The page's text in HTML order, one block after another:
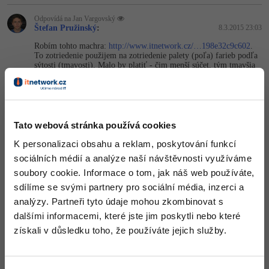
Tato webová stránka používá cookies
K personalizaci obsahu a reklam, poskytování funkcí
sociálních médií a analýze naší návštěvnosti využíváme
soubory cookie. Informace o tom, jak náš web používáte,
sdílíme se svými partnery pro sociální média, inzerci a
analýzy. Partneři tyto údaje mohou zkombinovat s
dalšími informacemi, které jste jim poskytli nebo které
získali v důsledku toho, že používáte jejich služby.
Odpovídá na Jan Vargovský
Štefan Pružinský: 8.3.2015 23:03
Robím tohto machra: http://www.itnetwork.cz/…198e32c9c602
To zotriedenie použijem na zotriedenie palety (poľa) farieb podľa
sýtosti (tmavosti). Malo by platiť - čim menší súčet, tým tmavšia
Odpovídá na Štefan Pružinský
Vytvoříš si normálně třídu, která reprezentuje ty 3 barvy. A pak
máš několik možností, jak rozsortovat nějakou kolekci. Já
osobně bych použil implementaci IComparable. Viz kód níže.
public sealed class Color : IComparable<Color>
{
public int R { get; private set; }
public
int G { get; private set; }
public
int B { get; private set; }
internal int Value